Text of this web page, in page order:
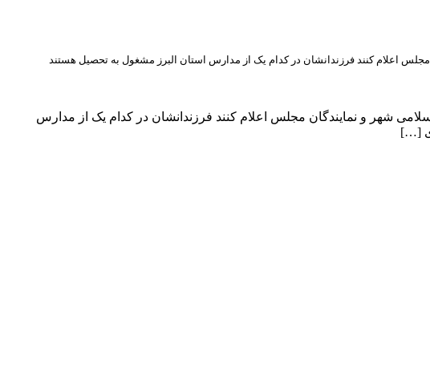
اعلام کنند فرزندانشان در کدام یک از مدارس استان البرز مشغول به تحصیل هستند
شهر و نمایندگان مجلس اعلام کنند فرزندانشان در کدام یک از مدارس
[…]